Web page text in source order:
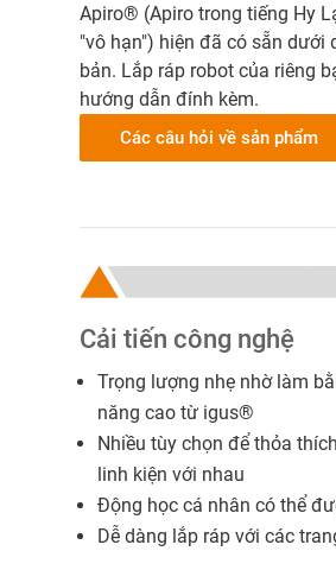
Apiro® (Apiro trong tiếng Hy
"vô hạn") hiện đã có sẵn dưới
bản. Lắp ráp robot của riêng
hướng dẫn đính kèm.
Các câu hỏi về sản phẩm
Cải tiến công nghệ
Trọng lượng nhẹ nhờ làm
năng cao từ igus®
Nhiều tùy chọn để thỏa
linh kiện với nhau
Động học cá nhân có thể
Dễ dàng lắp ráp với các